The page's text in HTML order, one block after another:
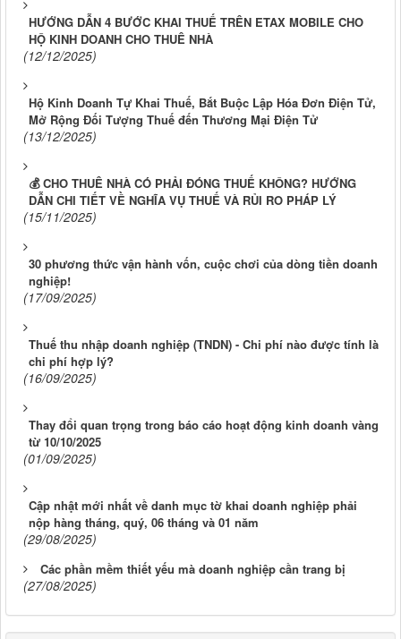
HƯỚNG DẪN 4 BƯỚC KHAI THUẾ TRÊN ETAX MOBILE CHO
HỘ KINH DOANH CHO THUÊ NHÀ
(12/12/2025)
Hộ Kinh Doanh Tự Khai Thuế, Bắt Buộc Lập Hóa Đơn Điện Tử,
Mở Rộng Đối Tượng Thuế đến Thương Mại Điện Tử
(13/12/2025)
💰 CHO THUÊ NHÀ CÓ PHẢI ĐÓNG THUẾ KHÔNG? HƯỚNG
DẪN CHI TIẾT VỀ NGHĨA VỤ THUẾ VÀ RỦI RO PHÁP LÝ
(15/11/2025)
30 phương thức vận hành vốn, cuộc chơi của dòng tiền doanh
nghiệp!
(17/09/2025)
Thuế thu nhập doanh nghiệp (TNDN) - Chi phí nào được tính là
chi phí hợp lý?
(16/09/2025)
Thay đổi quan trọng trong báo cáo hoạt động kinh doanh vàng
từ 10/10/2025
(01/09/2025)
Cập nhật mới nhất về danh mục tờ khai doanh nghiệp phải
nộp hàng tháng, quý, 06 tháng và 01 năm
(29/08/2025)
Các phần mềm thiết yếu mà doanh nghiệp cần trang bị
(27/08/2025)